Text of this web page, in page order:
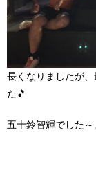
長くなりましたが
た🎵
五十鈴智輝でした～